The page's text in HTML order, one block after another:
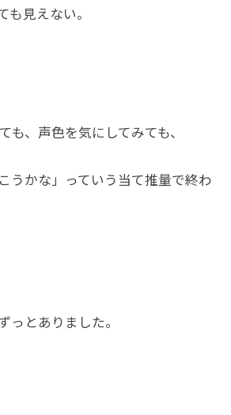
も見えない。
も、 声色を気にしてみても、
うかな」っていう当て推量で終わ
っとありました。